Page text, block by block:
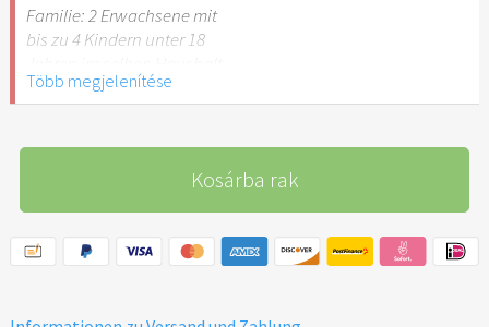
Familie: 2 Erwachsene mit
bis zu 4 Kindern unter 18
lebend.
Több megjelenítése
Kosárba rak